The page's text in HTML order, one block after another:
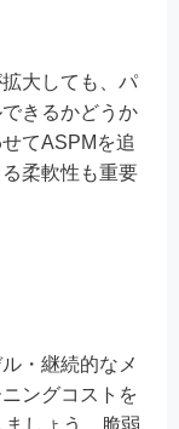
大しても、パ
きるかどうか
てASPMを追
柔軟性も重要
・継続的なメ
ングコストを
しょう。脆弱